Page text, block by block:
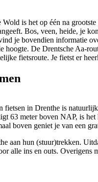
is het op één na
Bos, veen, heide, je
je bovendien informatie
hoogte. De Drentsche Aa-
fietsroute. Je fietst er
fietsen in Drenthe is
63 meter boven NAP, is
boven geniet je van een
aan hun (stuur)trekken.
alle ins en outs. Overigens